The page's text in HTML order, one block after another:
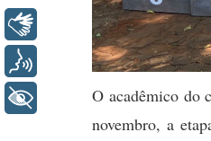
O acadêmico do
novembro, a
Libras
+ Acessibilidade